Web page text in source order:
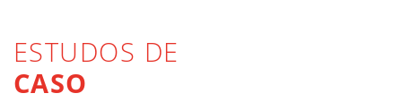
ESTUDOS DE
CASO